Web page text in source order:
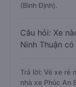
(Bình Định).
Câu hỏi: Xe
Ninh Thuận
Trả lời: Vé xe rẻ
nhà xe Phúc An